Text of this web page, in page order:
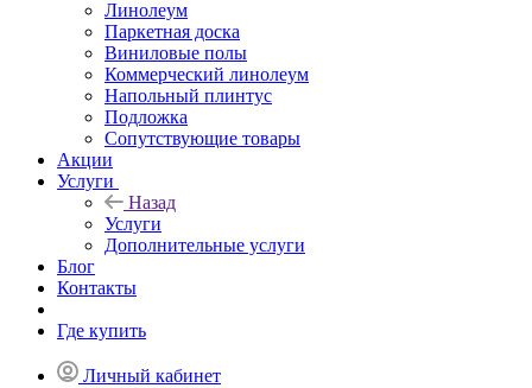
Линолеум
Паркетная доска
Виниловые полы
Коммерческий линолеум
Напольный плинтус
Подложка
Сопутствующие товары
Акции
Услуги
Назад
Услуги
Дополнительные услуги
Блог
Контакты
Где купить
Личный кабинет